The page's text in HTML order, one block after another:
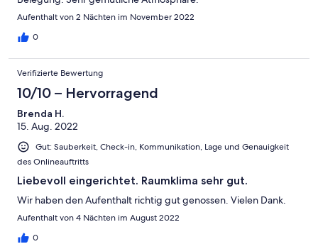
Aufenthalt von 2 Nächten im November 2022
0
Verifizierte Bewertung
10/10 – Hervorragend
Brenda H.
15. Aug. 2022
Gut: Sauberkeit, Check-in, Kommunikation, Lage und Genauigkeit
des Onlineauftritts
Liebevoll eingerichtet. Raumklima sehr gut.
Wir haben den Aufenthalt richtig gut genossen. Vielen Dank.
Aufenthalt von 4 Nächten im August 2022
0